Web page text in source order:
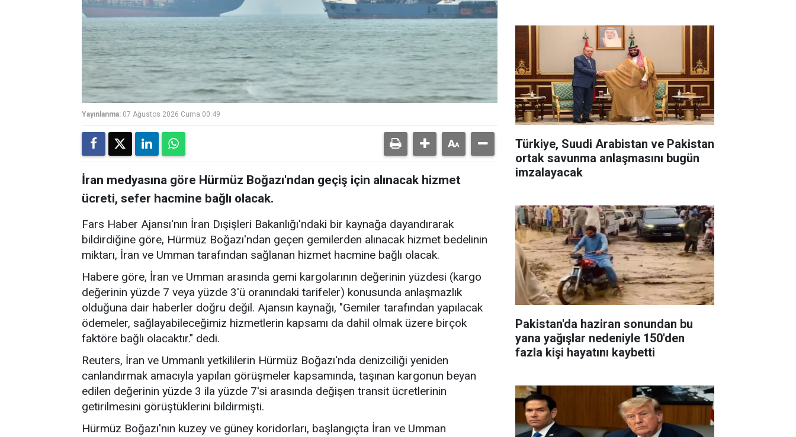
Yayınlanma: 07 Ağustos 2026 Cuma 00:49
İran medyasına göre Hürmüz Boğazı'ndan geçiş için alınacak hizmet
ücreti, sefer hacmine bağlı olacak.
Fars Haber Ajansı'nın İran Dışişleri Bakanlığı'ndaki bir kaynağa dayandırarak
bildirdiğine göre, Hürmüz Boğazı'ndan geçen gemilerden alınacak hizmet bedelinin
miktarı, İran ve Umman tarafından sağlanan hizmet hacmine bağlı olacak.
Habere göre, İran ve Umman arasında gemi kargolarının değerinin yüzdesi (kargo
değerinin yüzde 7 veya yüzde 3'ü oranındaki tarifeler) konusunda anlaşmazlık
olduğuna dair haberler doğru değil. Ajansın kaynağı, "Gemiler tarafından yapılacak
ödemeler, sağlayabileceğimiz hizmetlerin kapsamı da dahil olmak üzere birçok
faktöre bağlı olacaktır." dedi.
Reuters, İran ve Ummanlı yetkililerin Hürmüz Boğazı'nda denizciliği yeniden
canlandırmak amacıyla yapılan görüşmeler kapsamında, taşınan kargonun beyan
edilen değerinin yüzde 3 ila yüzde 7'si arasında değişen transit ücretlerinin
getirilmesini görüştüklerini bildirmişti.
Hürmüz Boğazı'nın kuzey ve güney koridorları, başlangıçta İran ve Umman
Türkiye, Suudi Arabistan ve Pakistan
ortak savunma anlaşmasını bugün
imzalayacak
Pakistan'da haziran sonundan bu
yana yağışlar nedeniyle 150'den
fazla kişi hayatını kaybetti